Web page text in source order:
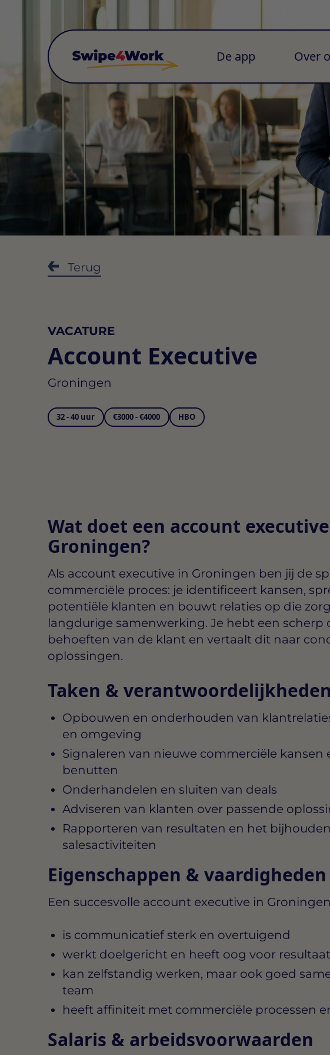
De app Over
Terug
VACATURE
Account Executive
Groningen
32 - 40 uur €3000 - €4000 HBO
Wat doet een account
Groningen?
Als account executive in Groningen ben jij de
commerciële proces: je identificeert kansen,
potentiële klanten en bouwt relaties op die
langdurige samenwerking. Je hebt een scherp
behoeften van de klant en vertaalt dit naar
oplossingen.
Taken & verantwoordelijkheden
Opbouwen en onderhouden van
en omgeving
Signaleren van nieuwe commerciële kansen
benutten
Onderhandelen en sluiten van deals
Adviseren van klanten over passende
Rapporteren van resultaten en het
salesactiviteiten
Eigenschappen & vaardigheden
Een succesvolle account executive in
is communicatief sterk en overtuigend
werkt doelgericht en heeft oog voor resultaat
kan zelfstandig werken, maar ook goed
team
heeft affiniteit met commerciële processen
Salaris & arbeidsvoorwaarden